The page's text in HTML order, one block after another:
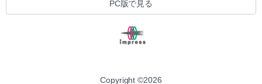
PC版で見る
Copyright ©2026